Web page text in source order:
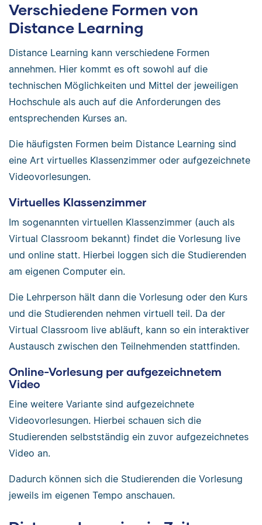
Verschiedene Formen von
Distance Learning
Distance Learning kann verschiedene Formen
annehmen. Hier kommt es oft sowohl auf die
technischen Möglichkeiten und Mittel der jeweiligen
Hochschule als auch auf die Anforderungen des
entsprechenden Kurses an.
Die häufigsten Formen beim Distance Learning sind
eine Art virtuelles Klassenzimmer oder aufgezeichnete
Videovorlesungen.
Virtuelles Klassenzimmer
Im sogenannten virtuellen Klassenzimmer (auch als
Virtual Classroom bekannt) findet die Vorlesung live
und online statt. Hierbei loggen sich die Studierenden
am eigenen Computer ein.
Die Lehrperson hält dann die Vorlesung oder den Kurs
und die Studierenden nehmen virtuell teil. Da der
Virtual Classroom live abläuft, kann so ein interaktiver
Austausch zwischen den Teilnehmenden stattfinden.
Online-Vorlesung per aufgezeichnetem
Video
Eine weitere Variante sind aufgezeichnete
Videovorlesungen. Hierbei schauen sich die
Studierenden selbstständig ein zuvor aufgezeichnetes
Video an.
Dadurch können sich die Studierenden die Vorlesung
jeweils im eigenen Tempo anschauen.